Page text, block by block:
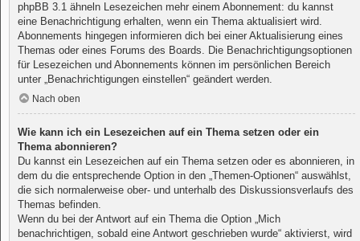
phpBB 3.1 ähneln Lesezeichen mehr einem Abonnement: du kannst
eine Benachrichtigung erhalten, wenn ein Thema aktualisiert wird.
Abonnements hingegen informieren dich bei einer Aktualisierung eines
Themas oder eines Forums des Boards. Die Benachrichtigungsoptionen
für Lesezeichen und Abonnements können im persönlichen Bereich
unter „Benachrichtigungen einstellen“ geändert werden.
Nach oben
Wie kann ich ein Lesezeichen auf ein Thema setzen oder ein
Thema abonnieren?
Du kannst ein Lesezeichen auf ein Thema setzen oder es abonnieren, in
dem du die entsprechende Option in den „Themen-Optionen“ auswählst,
die sich normalerweise ober- und unterhalb des Diskussionsverlaufs des
Themas befinden.
Wenn du bei der Antwort auf ein Thema die Option „Mich
benachrichtigen, sobald eine Antwort geschrieben wurde“ aktivierst, wird